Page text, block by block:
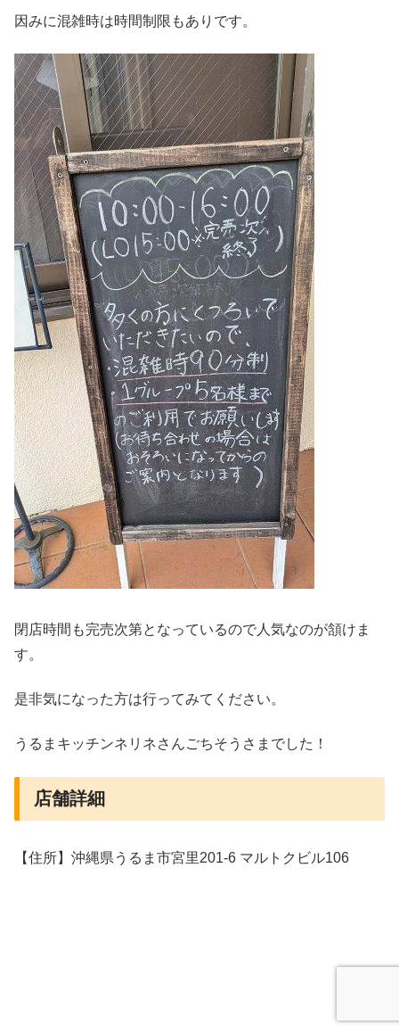
因みに混雑時は時間制限もありです。
閉店時間も完売次第となっているので人気なのが頷けま
す。
是非気になった方は行ってみてください。
うるまキッチンネリネさんごちそうさまでした！
店舗詳細
【住所】沖縄県うるま市宮里201-6 マルトクビル106